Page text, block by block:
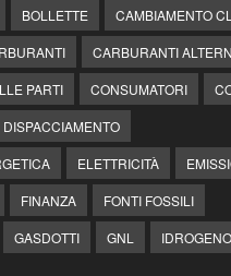
BOLLETTE
CAMBIAMENTO
CARBURANTI
PARTI
CONSUMATORI
DISPACCIAMENTO
ELETTRICITÀ
FINANZA
FONTI FOSSILI
GASDOTTI GNL IDROGENO